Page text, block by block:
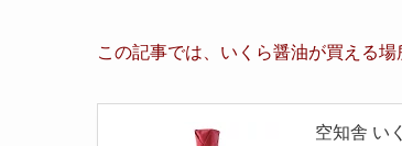
この記事では、いくら醤油が買える
空知舎 い